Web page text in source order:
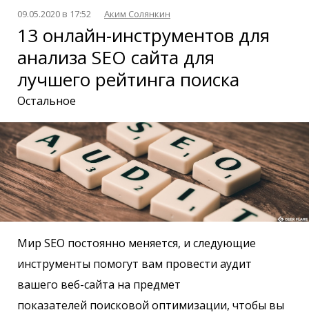
09.05.2020 в 17:52 Аким Солянкин
13 онлайн-инструментов для
анализа SEO сайта для
лучшего рейтинга поиска
Остальное
Мир SEO постоянно меняется, и следующие
инструменты помогут вам провести аудит
вашего веб-сайта на предмет
показателей поисковой оптимизации, чтобы вы